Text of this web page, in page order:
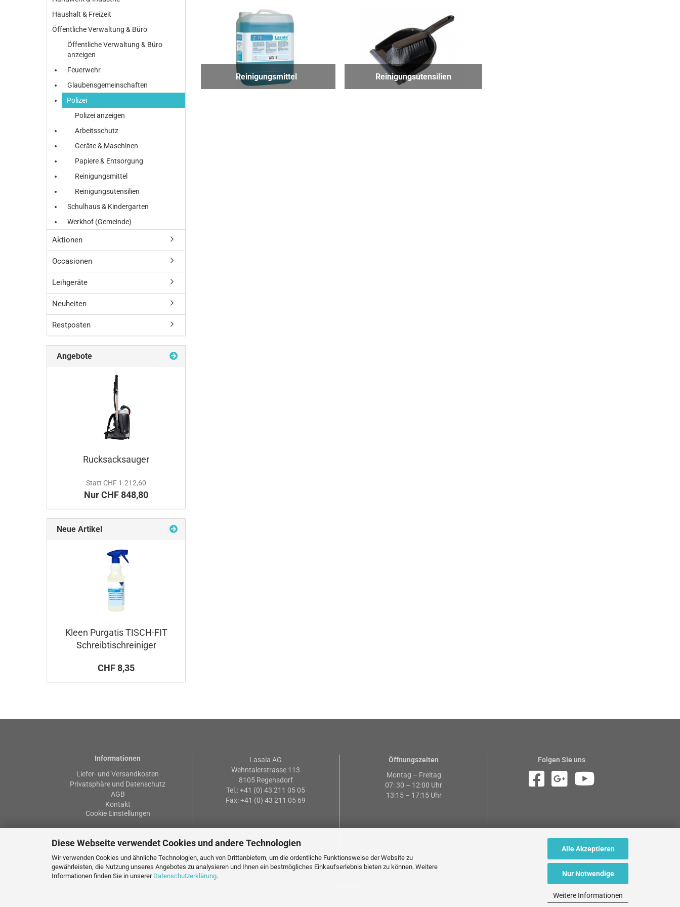
Diese Webseite verwendet Cookies und andere Technologien
Wir verwenden Cookies und ähnliche Technologien, auch von Drittanbietern, um die ordentliche Funktionsweise der Website zu
gewährleisten, die Nutzung unseres Angebotes zu analysieren und Ihnen ein bestmögliches Einkaufserlebnis bieten zu können. Weitere
Informationen finden Sie in unserer Datenschutzerklärung.
Alle Akzeptieren
Nur Notwendige
Weitere Informationen
Reinigungsmittel Reinigungsutensilien
Haushalt & Freizeit
Öffentliche Verwaltung & Büro
Öffentliche Verwaltung & Büro
anzeigen
Feuerwehr
Glaubensgemeinschaften
Polizei
Polizei anzeigen
Arbeitsschutz
Geräte & Maschinen
Papiere & Entsorgung
Reinigungsmittel
Reinigungsutensilien
Schulhaus & Kindergarten
Werkhof (Gemeinde)
Aktionen
Occasionen
Leihgeräte
Neuheiten
Restposten
Angebote
Rucksacksauger
Statt CHF 1.212,60
Nur CHF 848,80
Neue Artikel
Kleen Purgatis TISCH-FIT
Schreibtischreiniger
CHF 8,35
Informationen
Liefer- und Versandkosten
Privatsphäre und Datenschutz
AGB
Kontakt
Cookie Einstellungen
Lasala AG
Wehntalerstrasse 113
8105 Regensdorf
Tel.: +41 (0) 43 211 05 05
Fax: +41 (0) 43 211 05 69
Öffnungszeiten
Montag – Freitag
07: 30 – 12:00 Uhr
13:15 – 17:15 Uhr
Folgen Sie uns